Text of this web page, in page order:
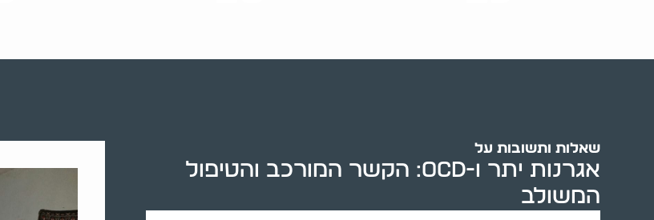
שאלות ותשובות על
אגרנות יתר ו-OCD: הקשר המורכב והטיפול
המשולב